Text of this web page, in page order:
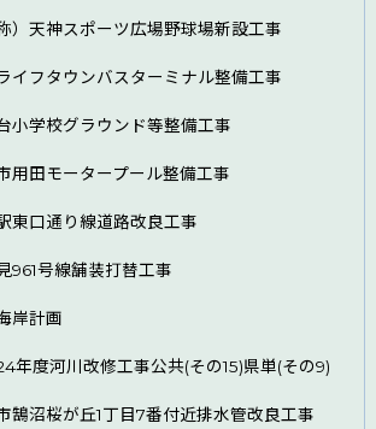
）天神スポーツ広場野球場新設工事
イフタウンバスターミナル整備工事
小学校グラウンド等整備工事
用田モータープール整備工事
東口通り線道路改良工事
961号線舗装打替工事
岸計画
年度河川改修工事公共(その15)県単(その9)
鵠沼桜が丘1丁目7番付近排水管改良工事